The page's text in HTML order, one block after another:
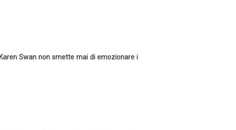
Swan non smette mai di emozionare i